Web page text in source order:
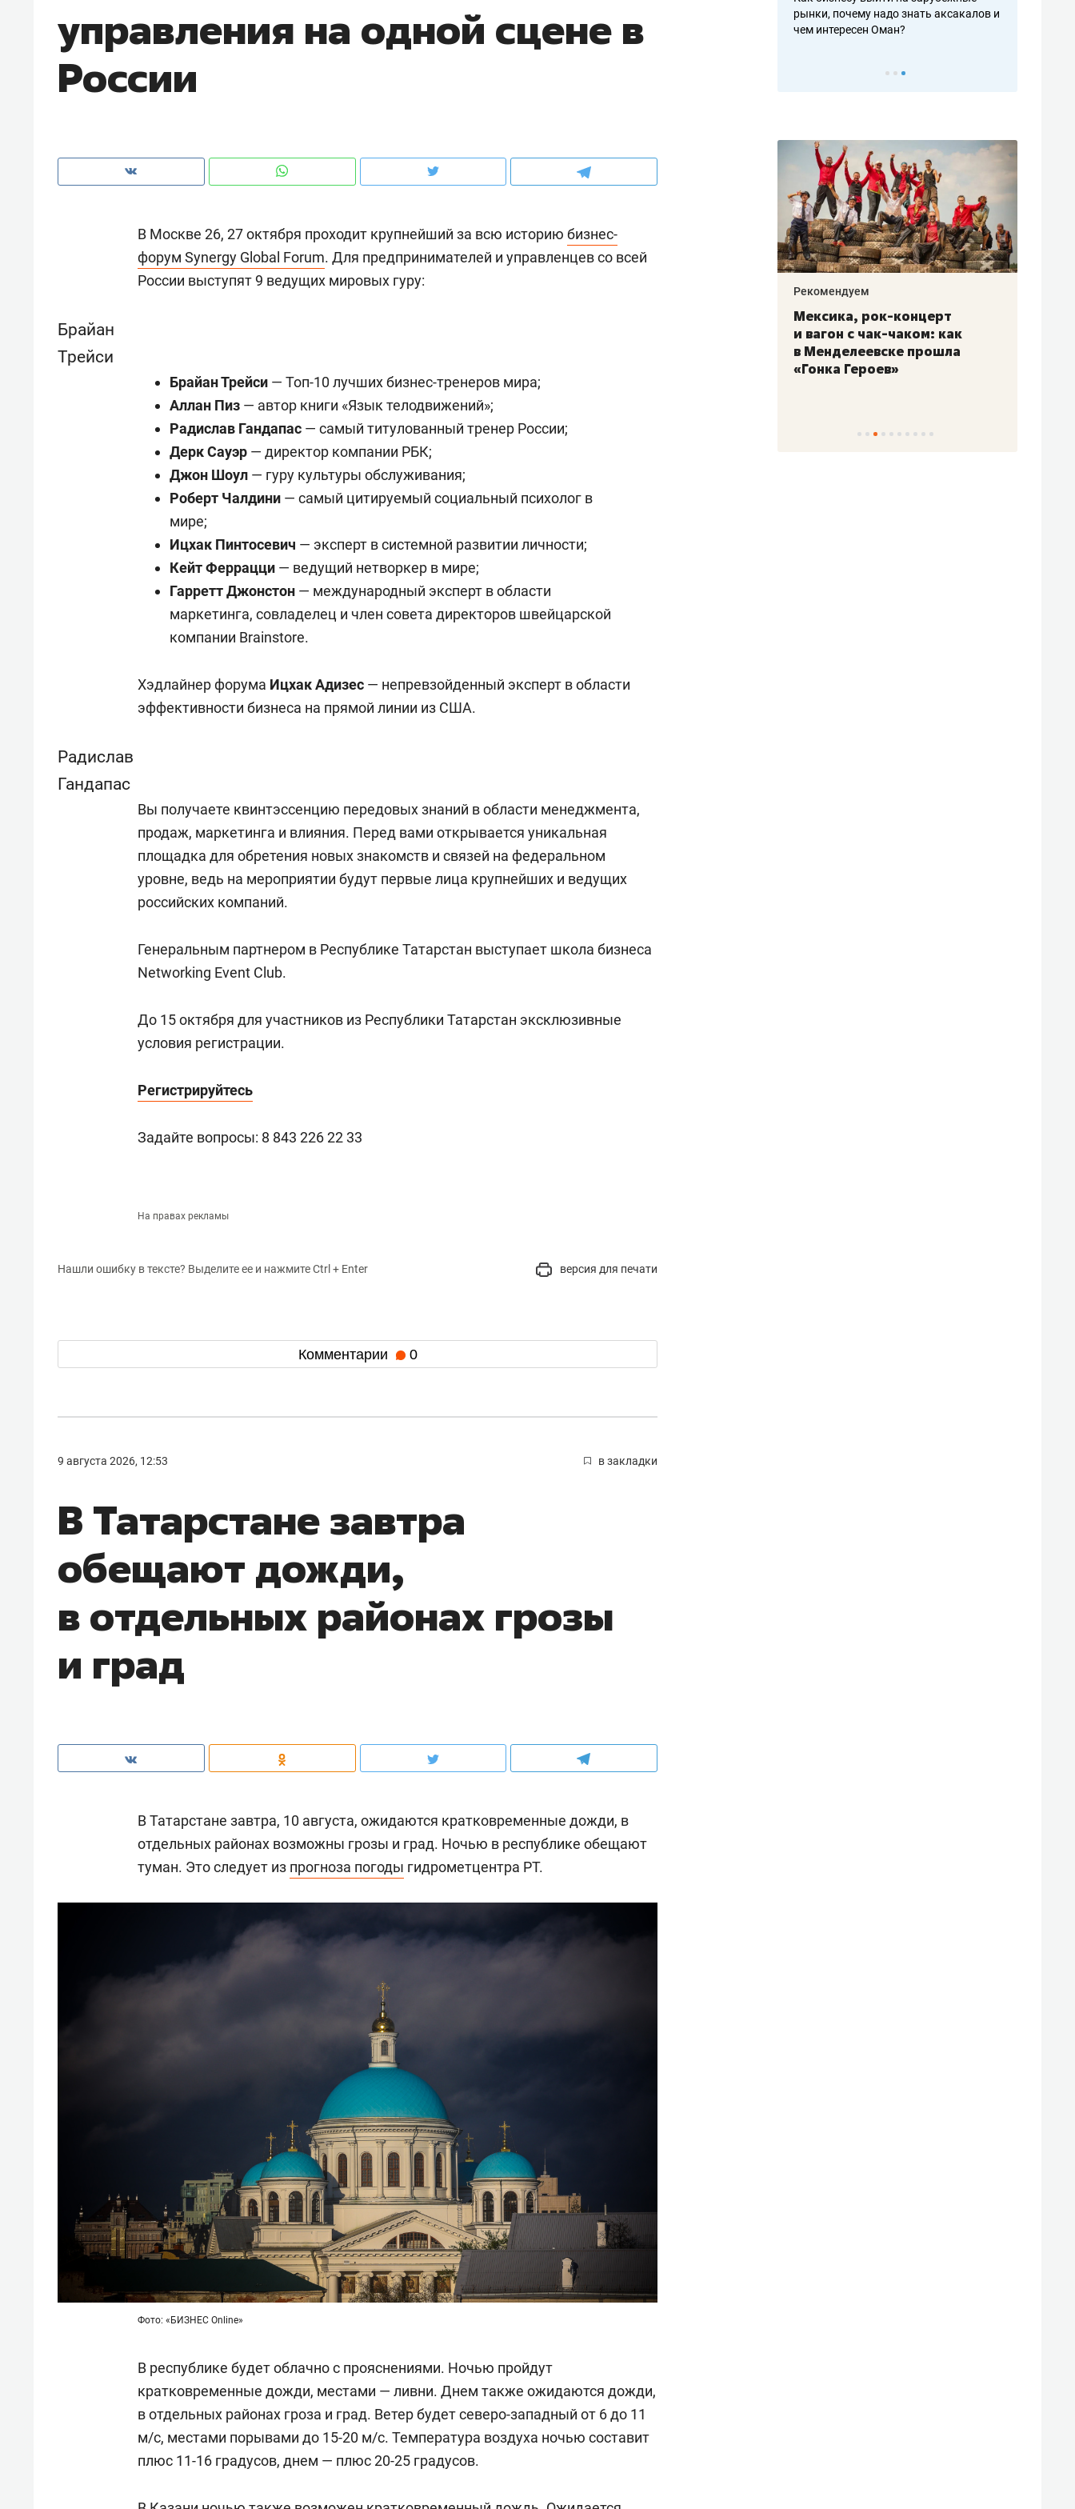
управления на одной сцене в
России
В Москве 26, 27 октября проходит крупнейший за всю историю бизнес-
форум Synergy Global Forum. Для предпринимателей и управленцев со всей
России выступят 9 ведущих мировых гуру:
Брайан
Трейси
Брайан Трейси — Топ-10 лучших бизнес-тренеров мира;
Аллан Пиз — автор книги «Язык телодвижений»;
Радислав Гандапас — самый титулованный тренер России;
Дерк Сауэр — директор компании РБК;
Джон Шоул — гуру культуры обслуживания;
Роберт Чалдини — самый цитируемый социальный психолог в
мире;
Ицхак Пинтосевич — эксперт в системной развитии личности;
Кейт Феррацци — ведущий нетворкер в мире;
Гарретт Джонстон — международный эксперт в области
маркетинга, совладелец и член совета директоров швейцарской
компании Brainstore.
Хэдлайнер форума Ицхак Адизес — непревзойденный эксперт в области
эффективности бизнеса на прямой линии из США.
Радислав
Гандапас
Вы получаете квинтэссенцию передовых знаний в области менеджмента,
продаж, маркетинга и влияния. Перед вами открывается уникальная
площадка для обретения новых знакомств и связей на федеральном
уровне, ведь на мероприятии будут первые лица крупнейших и ведущих
российских компаний.
Генеральным партнером в Республике Татарстан выступает школа бизнеса
Networking Event Club.
До 15 октября для участников из Республики Татарстан эксклюзивные
условия регистрации.
Регистрируйтесь
Задайте вопросы: 8 843 226 22 33
На правах рекламы
Нашли ошибку в тексте? Выделите ее и нажмите Ctrl + Enter версия для печати
Комментарии 0
9 августа 2026, 12:53 в закладки
В Татарстане завтра
обещают дожди,
в отдельных районах грозы
и град
В Татарстане завтра, 10 августа, ожидаются кратковременные дожди, в
отдельных районах возможны грозы и град. Ночью в республике обещают
туман. Это следует из прогноза погоды гидрометцентра РТ.
Фото: «БИЗНЕС Online»
В республике будет облачно с прояснениями. Ночью пройдут
кратковременные дожди, местами — ливни. Днем также ожидаются дожди,
в отдельных районах гроза и град. Ветер будет северо-западный от 6 до 11
м/с, местами порывами до 15-20 м/с. Температура воздуха ночью составит
плюс 11-16 градусов, днем — плюс 20-25 градусов.
чем интересен Оман?
о трехкратном росте цен, дотошных
клиентах и чудных запросах мастеров
налогах и развитии без кредитов
рынки, почему надо знать аксакалов и
чем интересен Оман?
создают оазис жилого
комфорта под Казанью
Рекомендуем Рекомендуем
Мексика, рок-концерт
и вагон с чак-чаком: как
в Менделеевске прошла
«Гонка Героев»